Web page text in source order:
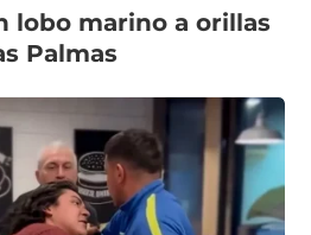
lobo marino a orillas
Palmas